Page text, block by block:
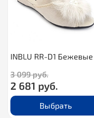
INBLU RR-D1 Бежевые
3 099 руб.
2 681 руб.
Выбрать